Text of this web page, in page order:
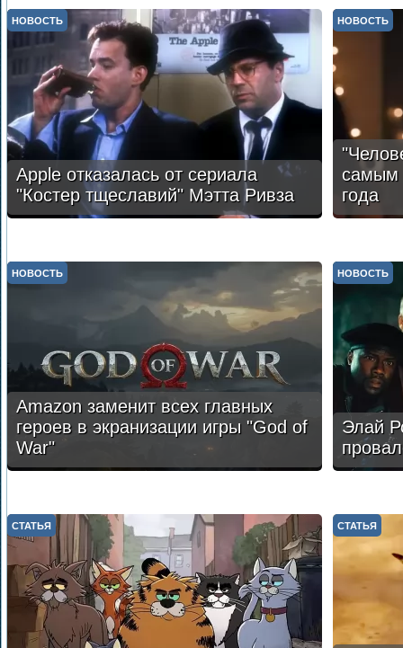
Apple отказалась от сериала
"Костер тщеславий" Мэтта Ривза
НОВОСТЬ
самым
года
НОВОСТЬ
Amazon заменит всех главных
героев в экранизации игры "God of
War"
НОВОСТЬ
Элай
НОВОСТЬ
СТАТЬЯ СТАТЬЯ